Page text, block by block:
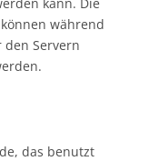
während
Servern
das benutzt